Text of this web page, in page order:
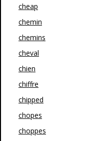
cheap
chemin
chemins
cheval
chien
chiffre
chipped
chopes
choppes